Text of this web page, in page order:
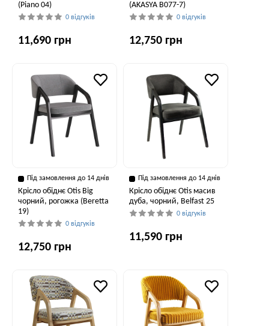
(Piano 04)
0 відгуків
11,690 грн
(AKASYA В077-7)
0 відгуків
12,750 грн
Під замовлення до 14 днів
Крісло обіднє Otis Big
чорний, рогожка (Beretta
19)
0 відгуків
12,750 грн
Під замовлення до 14 днів
Крісло обіднє Otis масив
дуба, чорний, Belfast 25
0 відгуків
11,590 грн